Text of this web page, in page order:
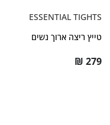
ESSENTIAL TIGHTS
טייץ ריצה ארוך נשים
₪ 279